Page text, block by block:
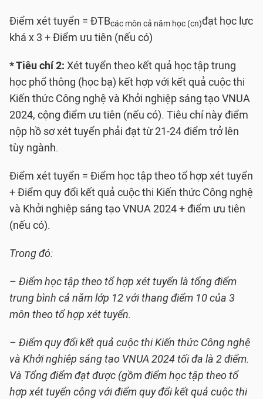
Điểm xét tuyển = ĐTBcác môn cả năm học (cn)đạt học lực
khá x 3 + Điểm ưu tiên (nếu có)
* Tiêu chí 2: Xét tuyển theo kết quả học tập trung
học phổ thông (học bạ) kết hợp với kết quả cuộc thi
Kiến thức Công nghệ và Khởi nghiệp sáng tạo VNUA
2024, cộng điểm ưu tiên (nếu có). Tiêu chí này điểm
nộp hồ sơ xét tuyển phải đạt từ 21-24 điểm trở lên
tùy ngành.
Điểm xét tuyển = Điểm học tập theo tổ hợp xét tuyển
+ Điểm quy đổi kết quả cuộc thi Kiến thức Công nghệ
và Khởi nghiệp sáng tạo VNUA 2024 + điểm ưu tiên
(nếu có).
Trong đó:
– Điểm học tập theo tổ hợp xét tuyển là tổng điểm
trung bình cả năm lớp 12 với thang điểm 10 của 3
môn theo tổ hợp xét tuyển.
– Điểm quy đổi kết quả cuộc thi Kiến thức Công nghệ
và Khởi nghiệp sáng tạo VNUA 2024 tối đa là 2 điểm.
Và Tổng điểm đạt được (gồm điểm học tập theo tổ
hợp xét tuyển cộng với điểm quy đổi kết quả cuộc thi